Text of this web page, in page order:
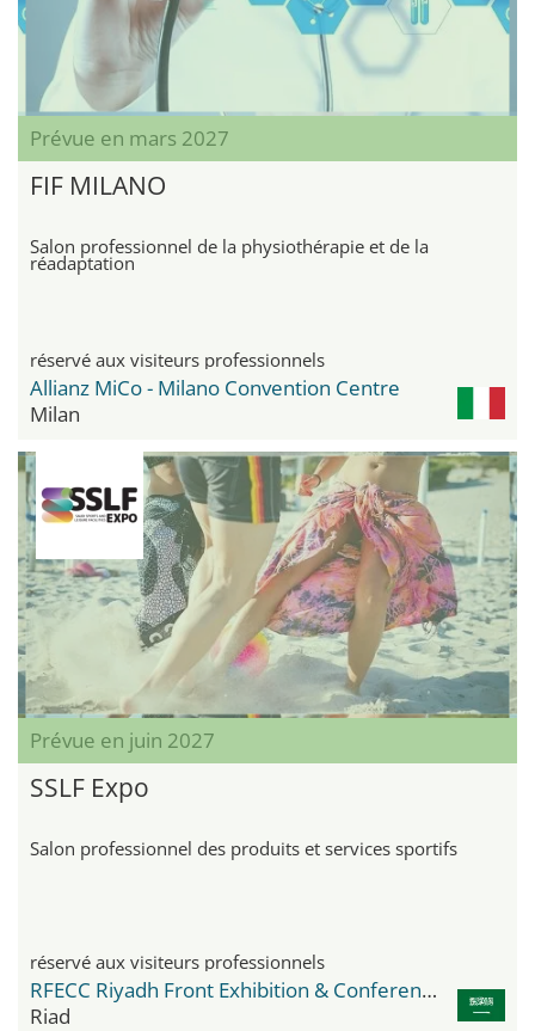
Prévue en mars 2027
FIF MILANO
Salon professionnel de la physiothérapie et de la
réadaptation
réservé aux visiteurs professionnels
Allianz MiCo - Milano Convention Centre
Milan
Prévue en juin 2027
SSLF Expo
Salon professionnel des produits et services sportifs
réservé aux visiteurs professionnels
RFECC Riyadh Front Exhibition & Conference Center
Riad